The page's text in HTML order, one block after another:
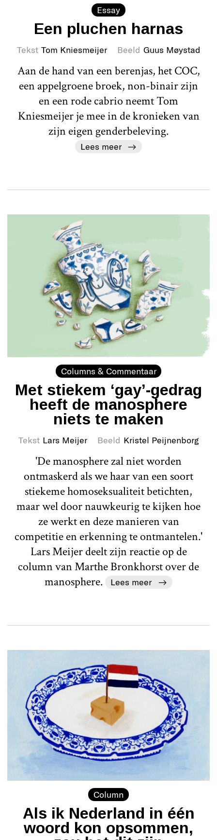
Essay
Een pluchen harnas
Tekst Tom Kniesmeijer Beeld Guus Møystad
Aan de hand van een berenjas, het COC,
een appelgroene broek, non-binair zijn
en een rode cabrio neemt Tom
Kniesmeijer je mee in de kronieken van
zijn eigen genderbeleving.
Lees meer
Columns & Commentaar
Met stiekem ‘gay’-gedrag
heeft de manosphere
niets te maken
Tekst Lars Meijer Beeld Kristel Peijnenborg
'De manosphere zal niet worden
ontmaskerd als we haar van een soort
stiekeme homoseksualiteit betichten,
maar wel door nauwkeurig te kijken hoe
ze werkt en deze manieren van
competitie en erkenning te ontmantelen.'
Lars Meijer deelt zijn reactie op de
column van Marthe Bronkhorst over de
manosphere.
Lees meer
Column
Als ik Nederland in één
woord kon opsommen,